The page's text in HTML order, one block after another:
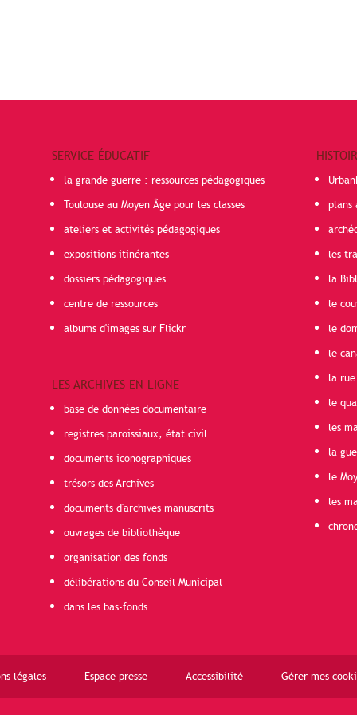
SERVICE ÉDUCATIF
la grande guerre : ressources pédagogiques
Toulouse au Moyen Âge pour les classes
ateliers et activités pédagogiques
expositions itinérantes
dossiers pédagogiques
centre de ressources
albums d'images sur Flickr
LES ARCHIVES EN LIGNE
base de données documentaire
registres paroissiaux, état civil
documents iconographiques
trésors des Archives
documents d'archives manuscrits
ouvrages de bibliothèque
organisation des fonds
délibérations du Conseil Municipal
dans les bas-fonds
plans
les
la
le
le
le
la rue
le
les
la
le
les
légales Espace presse Accessibilité Gérer mes